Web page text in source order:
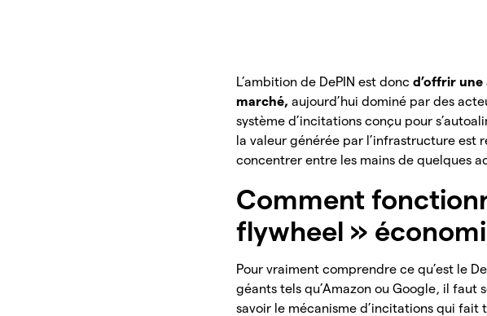
L’ambition de DePIN est doncd’offrir
marché,aujourd’hui dominé par des
système d’incitations conçu pour
la valeur générée par l’infrastructure
concentrer entre les mains de quelques
Comment
flywheel »
Pour vraiment comprendre ce qu’est le
géants tels qu’Amazon ou Google, il
savoir le mécanisme d’incitations qui fait